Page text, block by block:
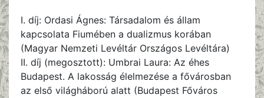
I. díj: Ordasi Ágnes: Társadalom és állam
kapcsolata Fiumében a dualizmus korában
(Magyar Nemzeti Levéltár Országos Levéltára)
II. díj (megosztott): Umbrai Laura: Az éhes
Budapest. A lakosság élelmezése a fővárosban
az első világháború alatt (Budapest Főváros